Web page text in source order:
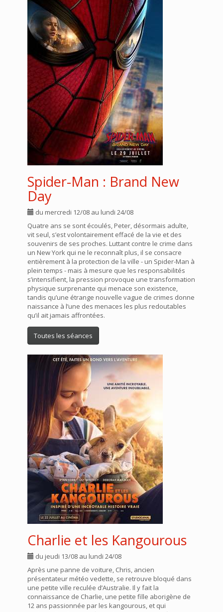
Spider-Man : Brand New
Day
du mercredi 12/08 au lundi 24/08
Quatre ans se sont écoulés, Peter, désormais adulte,
vit seul, s’est volontairement effacé de la vie et des
souvenirs de ses proches. Luttant contre le crime dans
un New York qui ne le reconnaît plus, il se consacre
entièrement à la protection de la ville - un Spider-Man à
plein temps - mais à mesure que les responsabilités
s’intensifient, la pression provoque une transformation
physique surprenante qui menace son existence,
tandis qu’une étrange nouvelle vague de crimes donne
naissance à l’une des menaces les plus redoutables
qu’il ait jamais affrontées.
Toutes les séances
Charlie et les Kangourous
du jeudi 13/08 au lundi 24/08
Après une panne de voiture, Chris, ancien
présentateur météo vedette, se retrouve bloqué dans
une petite ville reculée d’Australie. Il y fait la
connaissance de Charlie, une petite fille aborigène de
12 ans passionnée par les kangourous, et qui